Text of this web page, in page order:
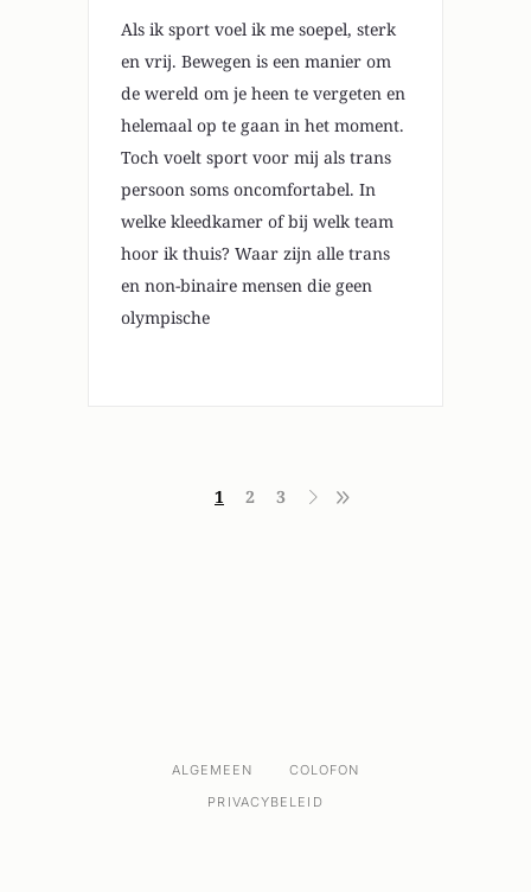
Als ik sport voel ik me soepel, sterk
en vrij. Bewegen is een manier om
de wereld om je heen te vergeten en
helemaal op te gaan in het moment.
Toch voelt sport voor mij als trans
persoon soms oncomfortabel. In
welke kleedkamer of bij welk team
hoor ik thuis? Waar zijn alle trans
en non-binaire mensen die geen
olympische
1 2 3
ALGEMEEN
COLOFON
PRIVACYBELEID